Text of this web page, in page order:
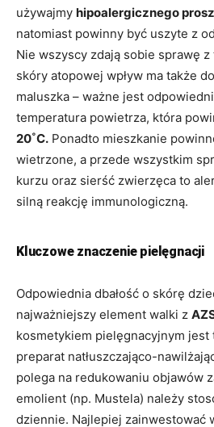
używajmy hipoalergicznego
natomiast powinny być uszyte z
Nie wszyscy zdają sobie sprawę
skóry atopowej wpływ ma także
maluszka – ważne jest
temperatura powietrza, która
20˚C. Ponadto mieszkanie
wietrzone, a przede wszystkim
kurzu oraz sierść zwierzęca to
silną reakcję immunologiczną.
Kluczowe znaczenie pielęgnacji
Odpowiednia dbałość o skórę
najważniejszy element walki z
kosmetykiem pielęgnacyjnym jest
preparat natłuszczająco-
polega na redukowaniu objawów
emolient (np. Mustela) należy
dziennie. Najlepiej zainwestować